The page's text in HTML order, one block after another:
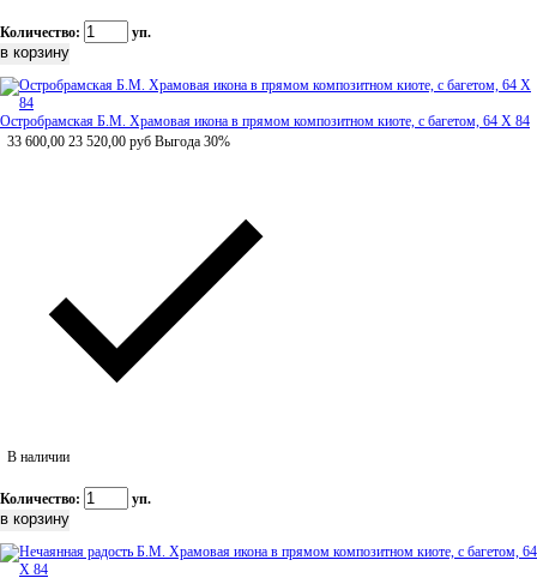
Количество: уп.
Остробрамская Б.М. Храмовая икона в прямом композитном киоте, с багетом, 64 Х 84
33 600,00 23 520,00 руб Выгода 30%
В наличии
Количество: уп.